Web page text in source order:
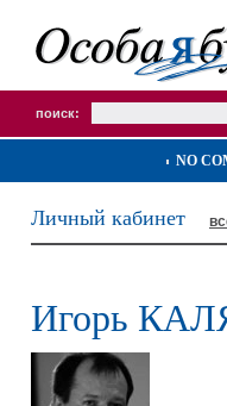
поиск:
NO
Личный кабинет
Игорь